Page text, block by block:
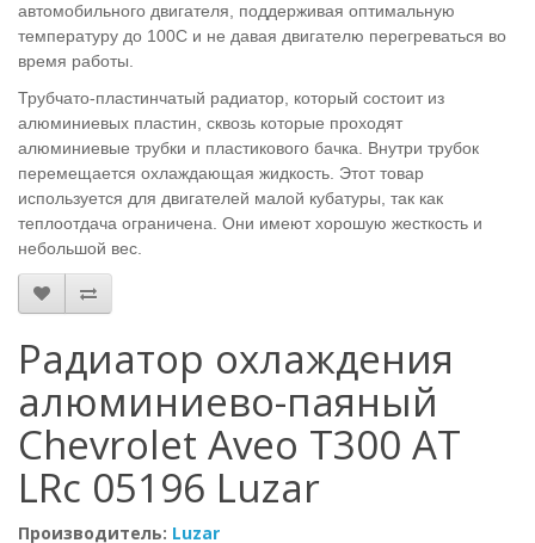
автомобильного двигателя, поддерживая оптимальную
температуру до 100С и не давая двигателю перегреваться во
время работы.
Трубчато-пластинчатый радиатор, который состоит из
алюминиевых пластин, сквозь которые проходят
алюминиевые трубки и пластикового бачка. Внутри трубок
перемещается охлаждающая жидкость. Этот товар
используется для двигателей малой кубатуры, так как
теплоотдача ограничена. Они имеют хорошую жесткость и
небольшой вес.
Радиатор охлаждения
алюминиево-паяный
Chevrolet Aveo T300 AT
LRc 05196 Luzar
Производитель: Luzar